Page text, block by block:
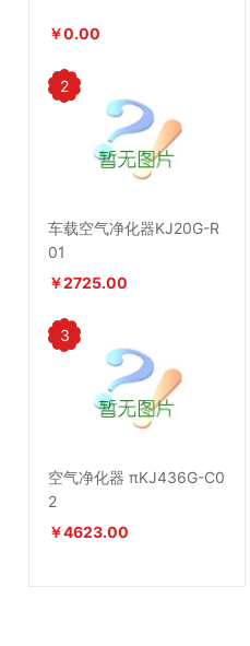
￥0.00
2
车载空气净化器KJ20G-R
01
￥2725.00
3
空气净化器 πKJ436G-C0
2
￥4623.00